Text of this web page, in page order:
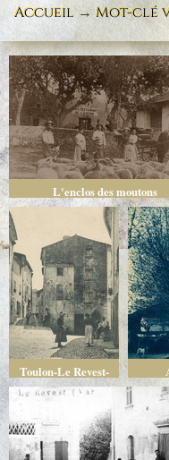
Accueil→Mot-clé
L'enclos des moutons
Toulon-Le Revest-
Place de la Mairie et